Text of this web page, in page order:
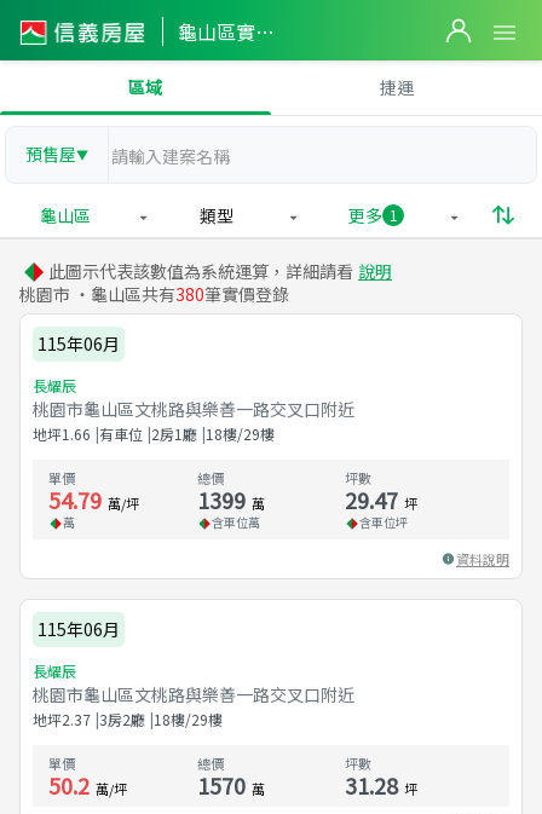
龜山區實價登錄
區域 捷運
預售屋▼
龜山區 類型 更多 1
此圖示代表該數值為系統運算，詳細請看 說明
桃園市 ・龜山區共有380筆實價登錄
115年06月
長耀辰
桃園市龜山區文桃路與樂善一路交叉口附近
地坪1.66 有車位 2房1廳 18樓/29樓
單價
54.79 萬/坪
萬
總價
1399 萬
含車位萬
坪數
29.47 坪
含車位坪
資料說明
115年06月
長耀辰
桃園市龜山區文桃路與樂善一路交叉口附近
地坪2.37 3房2廳 18樓/29樓
單價
50.2 萬/坪
總價
1570 萬
坪數
31.28 坪